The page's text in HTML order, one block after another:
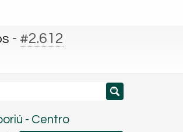
- #2.612
- Centro